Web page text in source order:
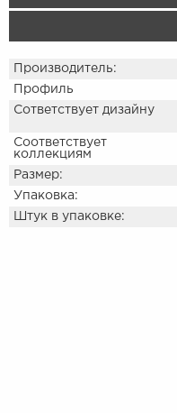
Производитель:
Профиль
Сответствует дизайну
Соответствует
коллекциям
Размер:
Упаковка:
Штук в упаковке: